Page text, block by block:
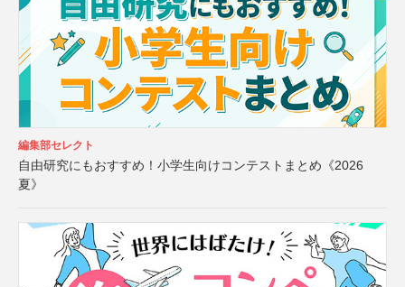
編集部セレクト
自由研究にもおすすめ！小学生向けコンテストまとめ《2026
夏》